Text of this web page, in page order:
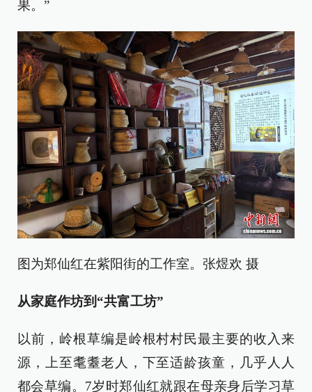
果。”
图为郑仙红在紫阳街的工作室。张煜欢 摄
从家庭作坊到“共富工坊”
以前，岭根草编是岭根村村民最主要的收入来
源，上至耄耋老人，下至适龄孩童，几乎人人
都会草编。7岁时郑仙红就跟在母亲身后学习草